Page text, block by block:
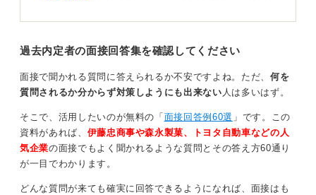
と考え、志望しました」といった説明ができます。
あるいは、「〇〇（資格取得など）に力を入れて取り組
しました」という形も考えられます。
他責NG！ 失敗をどう分析したかが鍵
ご自身で「不利になるのでは」などと考える必要はあり
ません。
もし内定がもらえなかったことが理由であれば、正直に
過去内定者の面接回答集を確認してください
面接で聞かれる質問に答えられるか不安ですよね。ただ、 何を
質問されるか分からず対策しようにも出来ない 人は多いはず。
そこで、活用したいのが無料の「 面接回答例60選 」です。この
資料があれば、 伊藤忠商事や森永製菓、トヨタ自動車などの人
気企業の面接でもよく聞かれるような質問とその答え方60通り
が一目でわかります。
どんな質問が来ても確実に回答できるようになれば、面接はも